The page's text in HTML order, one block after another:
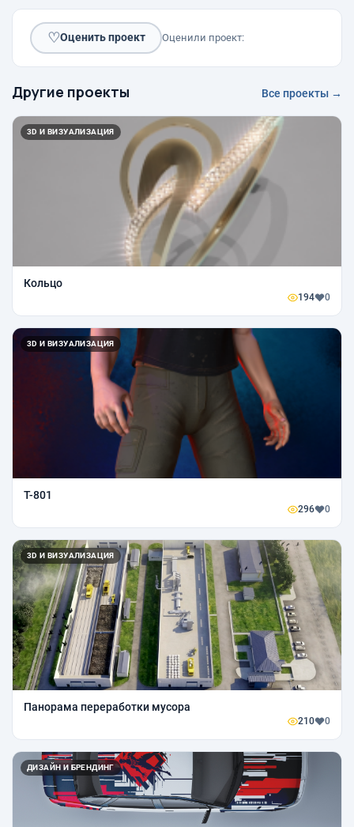
♡Оценить проект Оценили проект:
Другие проекты Все проекты →
3D И ВИЗУАЛИЗАЦИЯ
Кольцо
194 0
3D И ВИЗУАЛИЗАЦИЯ
Т-801
296 0
3D И ВИЗУАЛИЗАЦИЯ
Панорама переработки мусора
210 0
ДИЗАЙН И БРЕНДИНГ